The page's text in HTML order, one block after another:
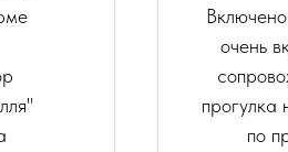
очень
прогулка
по